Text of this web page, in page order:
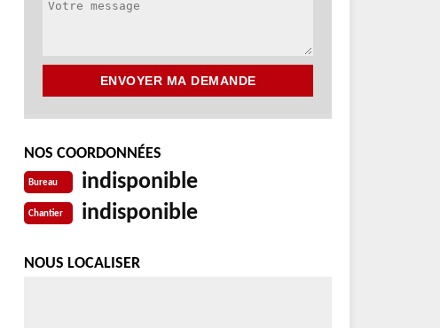
NOS COORDONNÉES
Bureau indisponible
Chantier indisponible
NOUS LOCALISER